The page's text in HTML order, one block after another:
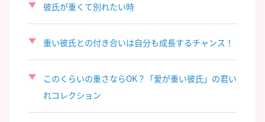
彼氏が重くて別れたい時
重い彼氏との付き合いは自分も成長するチャンス！
このくらいの重さならOK？「愛が重い彼氏」の君い
れコレクション